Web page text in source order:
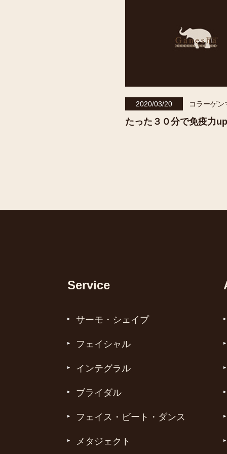
2020/03/20 コラーゲン
たった３０分で免疫力
Service
サーモ・シェイプ
フェイシャル
インテグラル
ブライダル
フェイス・ビート・ダンス
メタジェクト